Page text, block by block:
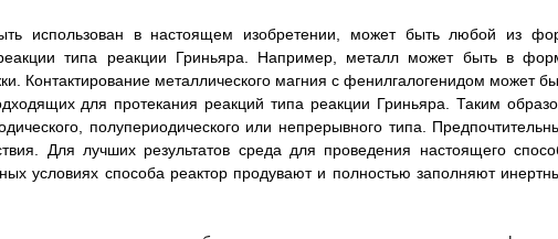
использован в настоящем изобретении, может быть любой из
типа реакции Гриньяра. Например, металл может быть в
Контактирование металлического магния с фенилгалогенидом может
для протекания реакций типа реакции Гриньяра. Таким
полупериодического или непрерывного типа.
Для лучших результатов среда для проведения настоящего
условиях способа реактор продувают и полностью заполняют